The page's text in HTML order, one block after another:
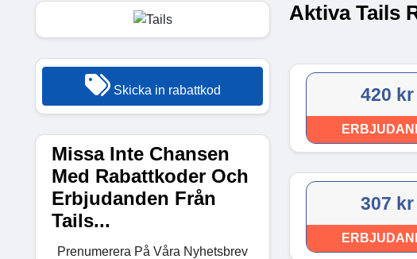
Skicka in rabattkod
Missa Inte Chansen
Med Rabattkoder Och
Erbjudanden Från
Tails...
Prenumerera På Våra Nyhetsbrev
Aktiva Tails
420 kr
307 kr